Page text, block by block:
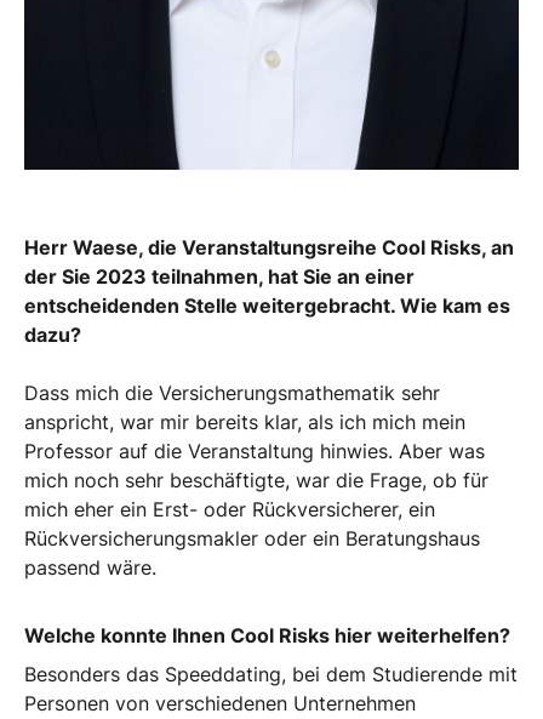
Herr Waese, die Veranstaltungsreihe Cool Risks, an
der Sie 2023 teilnahmen, hat Sie an einer
entscheidenden Stelle weitergebracht. Wie kam es
dazu?
Dass mich die Versicherungsmathematik sehr
anspricht, war mir bereits klar, als ich mich mein
Professor auf die Veranstaltung hinwies. Aber was
mich noch sehr beschäftigte, war die Frage, ob für
mich eher ein Erst- oder Rückversicherer, ein
Rückversicherungsmakler oder ein Beratungshaus
passend wäre.
Welche konnte Ihnen Cool Risks hier weiterhelfen?
Besonders das Speeddating, bei dem Studierende mit
Personen von verschiedenen Unternehmen